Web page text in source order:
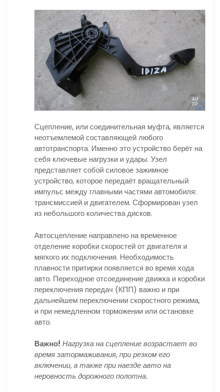
Сцепление, или соединительная муфта, является
неотъемлемой составляющей любого
автотранспорта. Именно это устройство берёт на
себя ключевые нагрузки и удары. Узел
представляет собой силовое зажимное
устройство, которое передаёт вращательный
импульс между главными частями автомобиля:
трансмиссией и двигателем. Сформирован узел
из небольшого количества дисков.
Автосцепление направлено на временное
отделение коробки скоростей от двигателя и
мягкого их подключения. Необходимость
плавности притирки появляется во время хода
авто. Переходное отсоединение движка и коробки
переключения передач (КПП) важно и при
дальнейшем переключении скоростного режима,
и при немедленном торможении или остановке
авто.
Важно! Нагрузка на сцепление возрастает во
время затормаживания, при резком его
включении, а также при наезде авто на
неровность дорожного полотна.